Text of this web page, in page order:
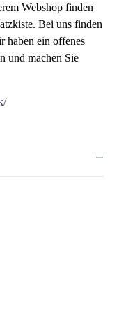
Webshop finden
Bei uns finden
haben ein offenes
und machen Sie